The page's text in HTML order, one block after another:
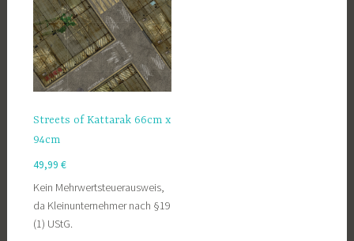
Streets of Kattarak 66cm x
94cm
49,99 €
Kein Mehrwertsteuerausweis,
da Kleinunternehmer nach §19
(1) UStG.